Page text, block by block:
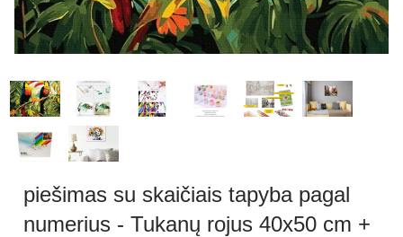
piešimas su skaičiais tapyba pagal
numerius - Tukanų rojus 40x50 cm +